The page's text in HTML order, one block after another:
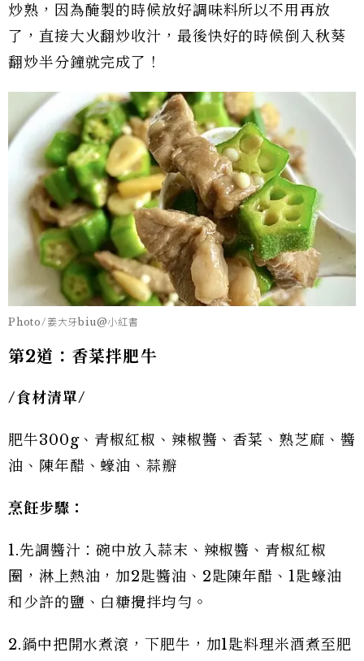
炒熟，因為醃製的時候放好調味料所以不用再放
了，直接大火翻炒收汁，最後快好的時候倒入秋葵
翻炒半分鐘就完成了！
Photo/姜大牙biu@小紅書
第2道：香菜拌肥牛
/食材清單/
肥牛300g、青椒紅椒、辣椒醬、香菜、熟芝麻、醬
油、陳年醋、蠔油、蒜瓣
烹飪步驟：
1.先調醬汁：碗中放入蒜末、辣椒醬、青椒紅椒
圈，淋上熱油，加2匙醬油、2匙陳年醋、1匙蠔油
和少許的鹽、白糖攪拌均勻。
2.鍋中把開水煮滾，下肥牛，加1匙料理米酒煮至肥